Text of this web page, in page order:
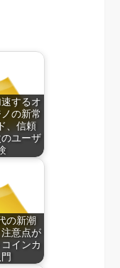
するオ
の新常
、信頼
ユーザ
の新潮
意点が
インカ